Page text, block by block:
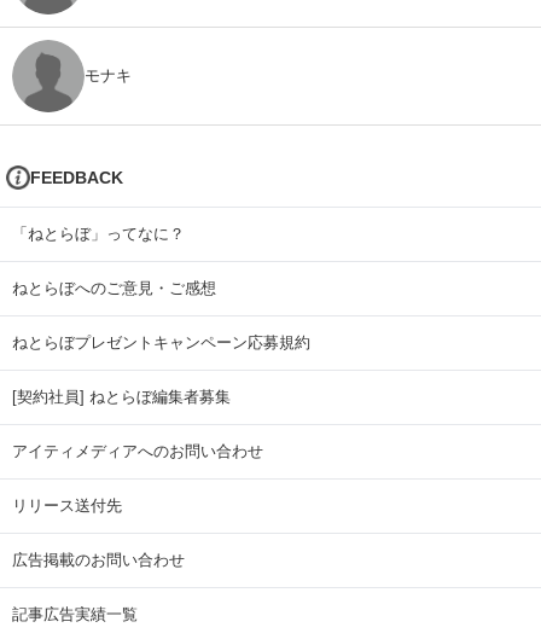
モナキ
FEEDBACK
「ねとらぼ」ってなに？
ねとらぼへのご意見・ご感想
ねとらぼプレゼントキャンペーン応募規約
[契約社員] ねとらぼ編集者募集
アイティメディアへのお問い合わせ
リリース送付先
広告掲載のお問い合わせ
記事広告実績一覧